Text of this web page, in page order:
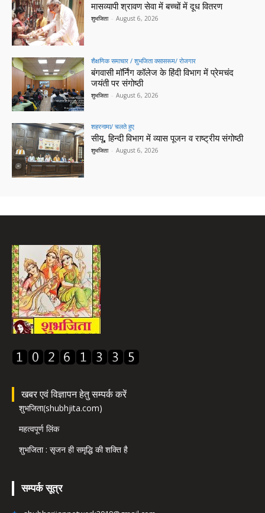
मासव्यापी श्रावण सेवा में बच्चों में दूध वितरण
शुभजिता - August 6, 2026
शैक्षणिक समाचार / शुभजिता क्सासरूम/ रोजगार
बंगवासी मॉर्निंग कॉलेज के हिंदी विभाग में प्रेमचंद
जयंती पर संगोष्ठी
शुभजिता - August 6, 2026
शहरनामा/ चलते हुए
सीयू, हिन्दी विभाग में व्यास पूजन व राष्ट्रीय संगोष्ठी
शुभजिता - August 6, 2026
खबर एवं विज्ञापन हेतु सम्पर्क करें
शुभजिता(shubhjita.com)
महत्वपूर्ण लिंक
शुभजिता : सृजन ही समृद्धि की शक्ति है
सम्पर्क सूत्र